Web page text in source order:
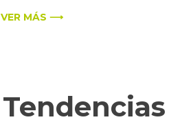
VER MÁS ⟶
Tendencias